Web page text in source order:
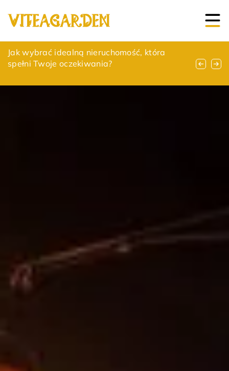
Jak wybrać idealną działkę pod budowę
domu?
Jak wybrać idealną nieruchomość, która
spełni Twoje oczekiwania?
Jak nowoczesne wzornictwo mebli
sklepowych wpływa na doświadczenie